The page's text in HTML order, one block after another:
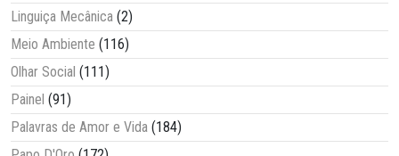
Linguiça Mecânica (2)
Meio Ambiente (116)
Olhar Social (111)
Painel (91)
Palavras de Amor e Vida (184)